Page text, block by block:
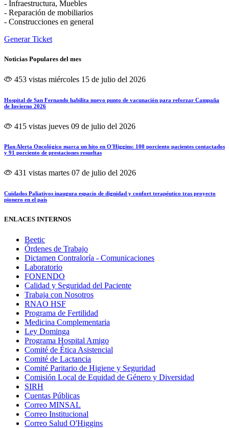
- Infraestructura, Muebles
- Reparación de mobiliarios
- Construcciones en general
Generar Ticket
Noticias Populares del mes
453 vistas miércoles 15 de julio del 2026
Hospital de San Fernando habilita nuevo punto de vacunación para reforzar Campaña
de Invierno 2026
415 vistas jueves 09 de julio del 2026
Plan Alerta Oncológico marca un hito en O'Higgins: 100 porciento pacientes contactados
y 91 porciento de prestaciones resueltas
431 vistas martes 07 de julio del 2026
Cuidados Paliativos inaugura espacio de dignidad y confort terapéutico tras proyecto
pionero en el país
ENLACES INTERNOS
Beetic
Órdenes de Trabajo
Dictamen Contraloría - Comunicaciones
Laboratorio
FONENDO
Calidad y Seguridad del Paciente
Trabaja con Nosotros
RNAO HSF
Programa de Fertilidad
Medicina Complementaria
Ley Dominga
Programa Hospital Amigo
Comité de Ética Asistencial
Comité de Lactancia
Comité Paritario de Higiene y Seguridad
Comisión Local de Equidad de Género y Diversidad
SIRH
Cuentas Públicas
Correo MINSAL
Correo Institucional
Correo Salud O'Higgins